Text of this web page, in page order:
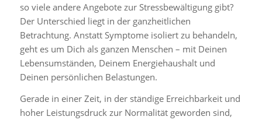
so viele andere Angebote zur Stressbewältigung gibt?
Der Unterschied liegt in der ganzheitlichen
Betrachtung. Anstatt Symptome isoliert zu behandeln,
geht es um Dich als ganzen Menschen – mit Deinen
Lebensumständen, Deinem Energiehaushalt und
Deinen persönlichen Belastungen.
Gerade in einer Zeit, in der ständige Erreichbarkeit und
hoher Leistungsdruck zur Normalität geworden sind,